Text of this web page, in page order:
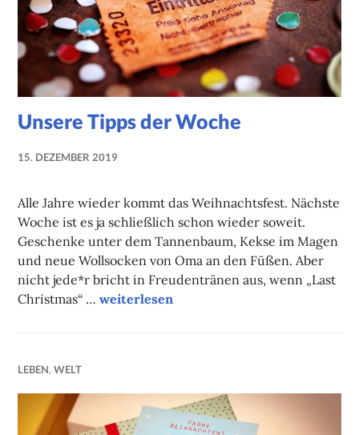
Unsere Tipps der Woche
15. DEZEMBER 2019
Alle Jahre wieder kommt das Weihnachtsfest. Nächste
Woche ist es ja schließlich schon wieder soweit.
Geschenke unter dem Tannenbaum, Kekse im Magen
und neue Wollsocken von Oma an den Füßen. Aber
nicht jede*r bricht in Freudentränen aus, wenn „Last
Christmas“ …Unsere Tipps der Woche
weiterlesen
LEBEN,WELT